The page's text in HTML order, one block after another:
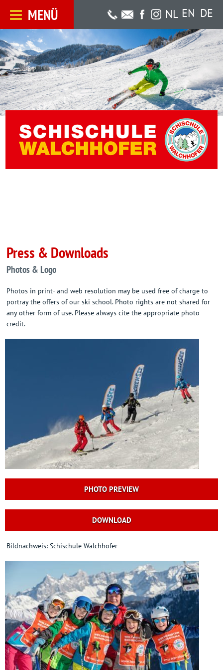
EN DE
NL
Press & Downloads
Photos & Logo
Photos in print- and web resolution may be used free of charge to
portray the offers of our ski school. Photo rights are not shared for
any other form of use. Please always cite the appropriate photo
credit.
PHOTO PREVIEW
DOWNLOAD
Bildnachweis: Schischule Walchhofer
MENÜ